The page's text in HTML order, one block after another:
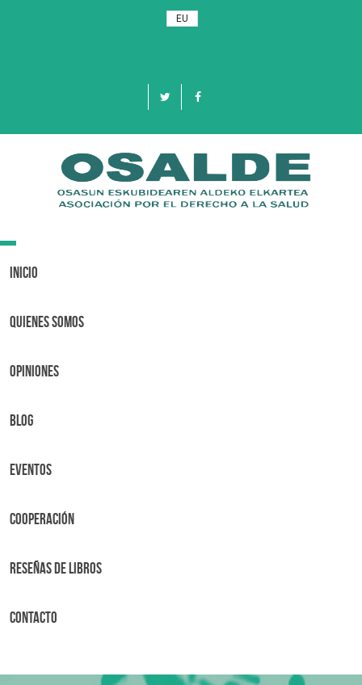
EU
Toggle
Inicio
Quienes Somos
OPINIONES
BLOG
Eventos
Cooperación
Reseñas de libros
Contacto